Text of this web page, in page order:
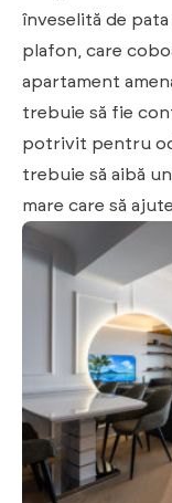
înveselită de
plafon, care
apartament
trebuie să fie
potrivit pentru
trebuie să aibă
mare care să